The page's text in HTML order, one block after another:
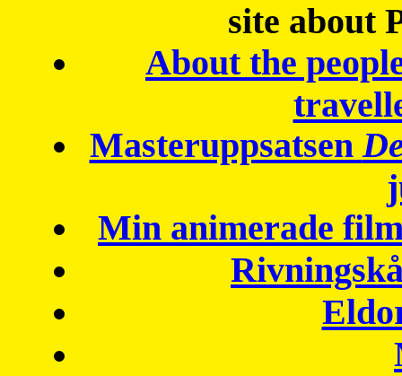
site about
About the
Masteruppsatsen
Min animerade